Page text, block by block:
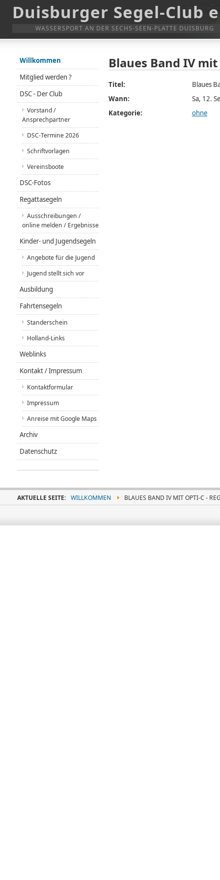
Duisburger Segel-Club
WASSERSPORT AN DER SECHS-SEEN-PLATTE DUISBURG
Blaues Band IV
Titel:
Blaues
Wann:
Sa, 12.
Kategorie:
ohne
Willkommen
Mitglied werden ?
DSC - Der Club
Vorstand /
Ansprechpartner
DSC-Termine 2026
Schriftvorlagen
Vereinsboote
DSC-Fotos
Regattasegeln
Ausschreibungen /
online melden / Ergebnisse
Kinder- und Jugendsegeln
Angebote für die Jugend
Jugend stellt sich vor
Ausbildung
Fahrtensegeln
Standerschein
Holland-Links
Weblinks
Kontakt / Impressum
Kontaktformular
Impressum
Anreise mit Google Maps
Archiv
Datenschutz
AKTUELLE SEITE: WILLKOMMEN BLAUES BAND IV MIT OPTI-C -